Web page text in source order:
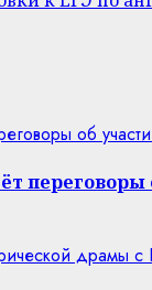
об
переговоры
драмы